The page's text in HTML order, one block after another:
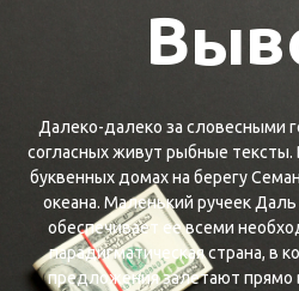
Далеко-далеко за словесными
согласных живут рыбные
буквенных домах на берегу
океана. Маленький ручеек
обеспечивает ее всеми
парадигматическая страна, в
предложения залетают прямо